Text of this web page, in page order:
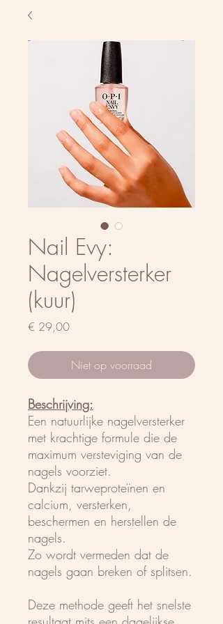
Nail Evy:
Nagelversterker
(kuur)
€ 29,00Prijs
Niet op voorraad
Beschrijving:
Een natuurlijke nagelversterker
met krachtige formule die de
maximum versteviging van de
nagels voorziet.
Dankzij tarweproteïnen en
calcium, versterken,
beschermen en herstellen de
nagels.
Zo wordt vermeden dat de
nagels gaan breken of splitsen.
Deze methode geeft het snelste